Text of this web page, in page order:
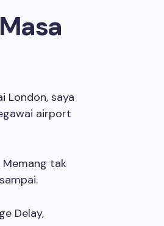
London, saya
airport
Memang tak
Delay,